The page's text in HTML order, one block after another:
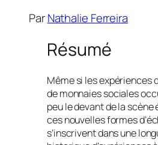
ParNathalie Ferreira
Résumé
Même si les expériences
de monnaies sociales
peu le devant de la scène
ces nouvelles formes
s’inscrivent dans une